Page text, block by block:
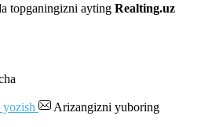
topganingizni ayting Realting.uz
yozish Arizangizni yuboring